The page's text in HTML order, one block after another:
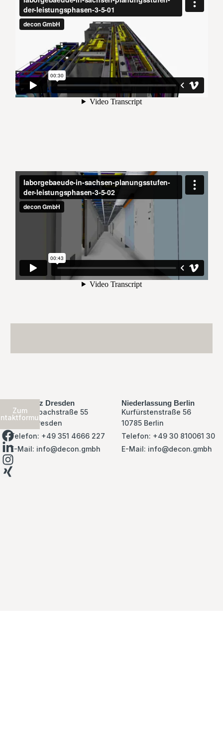
Hauptsitz Dresden
Reichenbachstraße 55
01069 Dresden
Telefon: +49 351 4666 227
E-Mail: info@decon.gmbh
Niederlassung Berlin
Kurfürstenstraße 56
10785 Berlin
Telefon: +49 30 810061 30
E-Mail: info@decon.gmbh
Zum